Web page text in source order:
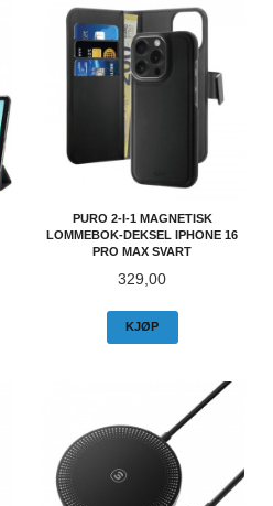
PURO 2-I-1 MAGNETISK
LOMMEBOK-DEKSEL IPHONE 16
PRO MAX SVART
Pris
329,00
KJØP